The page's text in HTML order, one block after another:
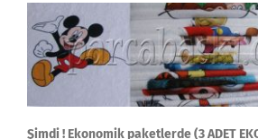
Şimdi ! Ekonomik paketlerde (3 ADET